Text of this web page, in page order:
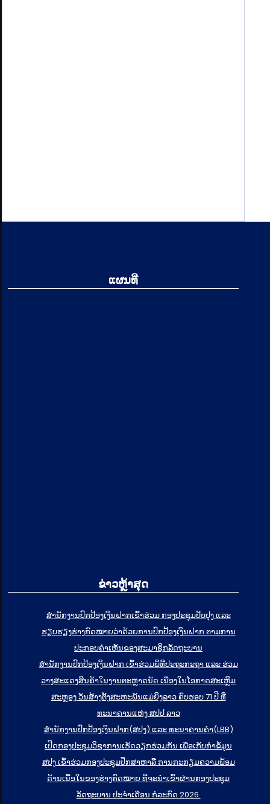
ແຜນທີ່
ຂ່າວຫຼ້າສຸດ
ສໍານັກງານປົກປ້ອງເງິນຝາກເຂົ້າຮ່ວມ ກອງປະຊຸມປັບປຸງ ແລະ
ຮຽບຮຽງຮ່າງກົດໝາຍວ່າດ້ວຍການປົກປ້ອງເງິນຝາກ ຕາມການ
ປະກອບຄຳເຫັນຂອງສະມາຊິກລັດຖະບານ
ສຳນັກງານປົກປ້ອງເງິນຝາກ ເຂົ້າຮ່ວມພິທີປະຖະກະຖາ ແລະ ຮ່ວມ
ວາງສະແດງສິນຄ້າໃນງານຕະຫຼາດນັດ ເນື່ອງໃນໂອກາດສະເຫຼີມ
ສະຫຼອງ ວັນສ້າງຕັ້ງສະຫະພັນແມ່ຍິງລາວ ຄົບຮອບ 71 ປີ ທີ່
ທະນາຄານແຫ່ງ ສປປ ລາວ
ສຳນັກງານປົກປ້ອງເງິນຝາກ(ສປງ) ແລະ ທະນາຄານຄຳ(LBB)
ເປີດກອງປະຊຸມວິຊາການເຮັດວຽກຮ່ວມກັນ ເພື່ອເກັບກຳຂໍ້ມູນ
ສປງ ເຂົ້າຮ່ວມກອງປະຊຸມປຶກສາຫາລື ການກະກຽມຄວາມພ້ອມ
ດ້ານເນື້ອໃນຂອງຮ່າງກົດໝາຍ ທີ່ຈະນໍາເຂົ້າຜ່ານກອງປະຊຸມ
ລັດຖະບານ ປະຈໍາເດືອນ ກໍລະກົດ 2026.